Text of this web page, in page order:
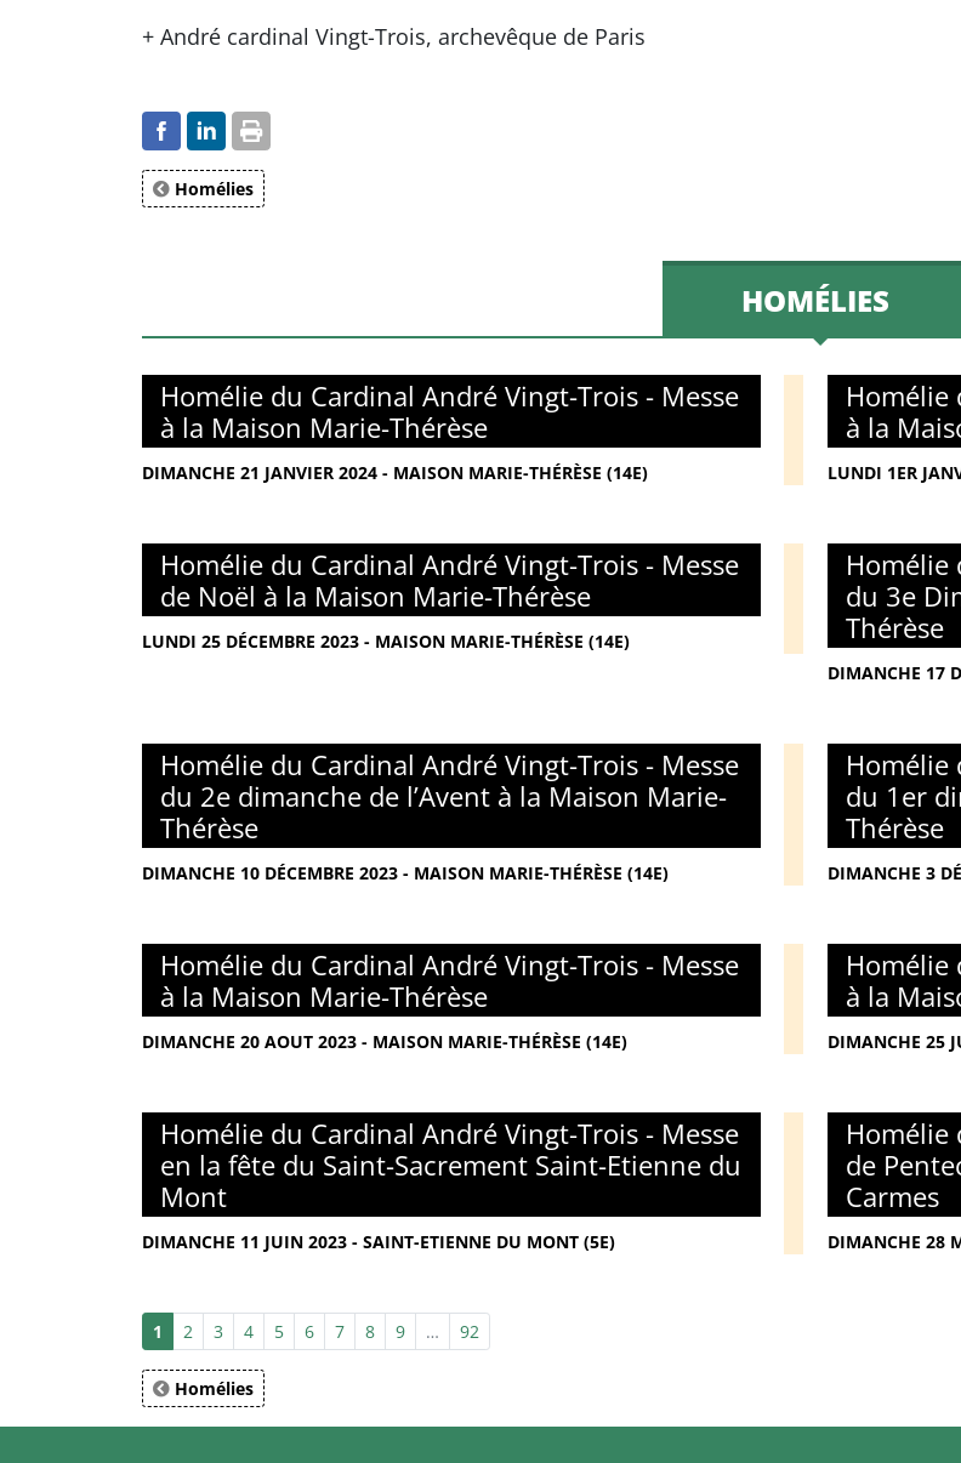
+ André cardinal Vingt-Trois, archevêque de Paris
Homélies
HOMÉLIES
Homélie du Cardinal André Vingt-Trois - Messe
à la Maison Marie-Thérèse
DIMANCHE 21 JANVIER 2024 - MAISON MARIE-THÉRÈSE (14E)
Homélie
à la
LUNDI 1ER
Homélie du Cardinal André Vingt-Trois - Messe
de Noël à la Maison Marie-Thérèse
LUNDI 25 DÉCEMBRE 2023 - MAISON MARIE-THÉRÈSE (14E)
Homélie
du 3e
Thérèse
DIMANCHE 17
Homélie du Cardinal André Vingt-Trois - Messe
du 2e dimanche de l’Avent à la Maison Marie-
Thérèse
DIMANCHE 10 DÉCEMBRE 2023 - MAISON MARIE-THÉRÈSE (14E)
Homélie
du 1er
Thérèse
DIMANCHE 3
Homélie du Cardinal André Vingt-Trois - Messe
à la Maison Marie-Thérèse
DIMANCHE 20 AOUT 2023 - MAISON MARIE-THÉRÈSE (14E)
Homélie
à la
DIMANCHE 25
Homélie du Cardinal André Vingt-Trois - Messe
en la fête du Saint-Sacrement Saint-Etienne du
Mont
DIMANCHE 11 JUIN 2023 - SAINT-ETIENNE DU MONT (5E)
Homélie
de
Carmes
DIMANCHE 28
1 2 3 4 5 6 7 8 9 … 92
Homélies